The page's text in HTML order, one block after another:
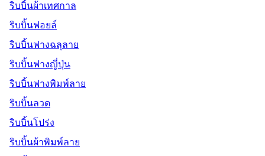
ริบบิ้นผ้าเทศกาล
ริบบิ้นฟอยล์
ริบบิ้นฟางฉลุลาย
ริบบิ้นฟางญี่ปุ่น
ริบบิ้นฟางพิมพ์ลาย
ริบบิ้นลวด
ริบบิ้นโปร่ง
ริบบิ้นผ้าพิมพ์ลาย